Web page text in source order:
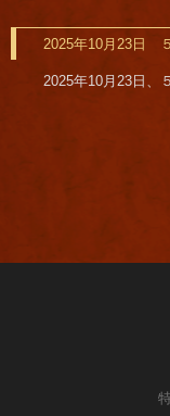
2025年10月23日
2025年10月23日